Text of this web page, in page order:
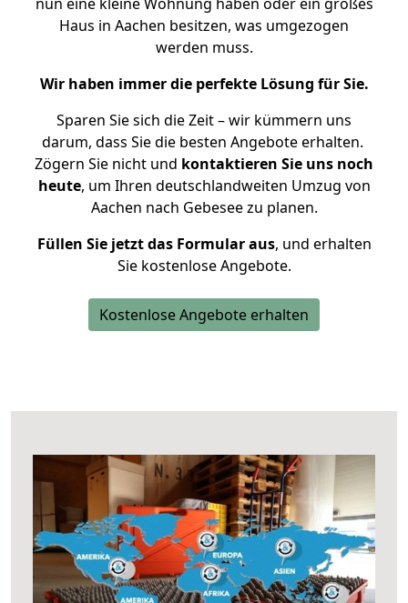
Haus in Aachen besitzen, was umgezogen
werden muss.
Wir haben immer die perfekte Lösung für Sie.
Sparen Sie sich die Zeit – wir kümmern uns
darum, dass Sie die besten Angebote erhalten.
Zögern Sie nicht und kontaktieren Sie uns noch
heute, um Ihren deutschlandweiten Umzug von
Aachen nach Gebesee zu planen.
Füllen Sie jetzt das Formular aus, und erhalten
Sie kostenlose Angebote.
Kostenlose Angebote erhalten